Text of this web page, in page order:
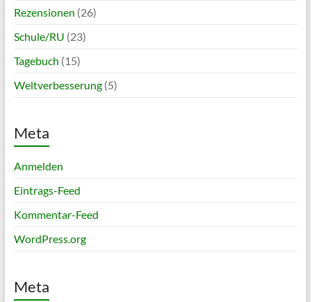
Rezensionen (26)
Schule/RU (23)
Tagebuch (15)
Weltverbesserung(5)
Meta
Anmelden
Eintrags-Feed
Kommentar-Feed
WordPress.org
Meta